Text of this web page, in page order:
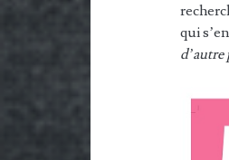
qui
d’autre